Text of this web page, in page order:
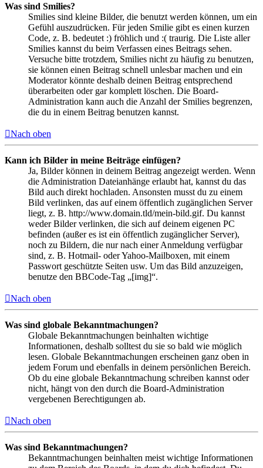
Was sind Smilies?
Smilies sind kleine Bilder, die benutzt werden können, um ein
Gefühl auszudrücken. Für jeden Smilie gibt es einen kurzen
Code, z. B. bedeutet :) fröhlich und :( traurig. Die Liste aller
Smilies kannst du beim Verfassen eines Beitrags sehen.
Versuche bitte trotzdem, Smilies nicht zu häufig zu benutzen,
sie können einen Beitrag schnell unlesbar machen und ein
Moderator könnte deshalb deinen Beitrag entsprechend
überarbeiten oder gar komplett löschen. Die Board-
Administration kann auch die Anzahl der Smilies begrenzen,
die du in einem Beitrag benutzen kannst.
Nach oben
Kann ich Bilder in meine Beiträge einfügen?
Ja, Bilder können in deinem Beitrag angezeigt werden. Wenn
die Administration Dateianhänge erlaubt hat, kannst du das
Bild auch direkt hochladen. Ansonsten musst du zu einem
Bild verlinken, das auf einem öffentlich zugänglichen Server
liegt, z. B. http://www.domain.tld/mein-bild.gif. Du kannst
weder Bilder verlinken, die sich auf deinem eigenen PC
befinden (außer es ist ein öffentlich zugänglicher Server),
noch zu Bildern, die nur nach einer Anmeldung verfügbar
sind, z. B. Hotmail- oder Yahoo-Mailboxen, mit einem
Passwort geschützte Seiten usw. Um das Bild anzuzeigen,
benutze den BBCode-Tag „[img]“.
Nach oben
Was sind globale Bekanntmachungen?
Globale Bekanntmachungen beinhalten wichtige
Informationen, deshalb solltest du sie so bald wie möglich
lesen. Globale Bekanntmachungen erscheinen ganz oben in
jedem Forum und ebenfalls in deinem persönlichen Bereich.
Ob du eine globale Bekanntmachung schreiben kannst oder
nicht, hängt von den durch die Board-Administration
vergebenen Berechtigungen ab.
Nach oben
Was sind Bekanntmachungen?
Bekanntmachungen beinhalten meist wichtige Informationen